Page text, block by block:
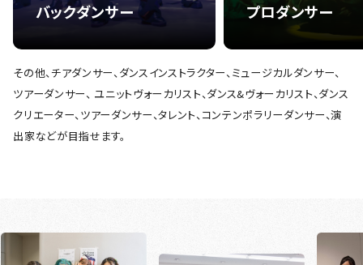
バックダンサー プロダンサー
その他、チアダンサー、ダンスインストラクター、ミュージカルダンサー、
ツアーダンサー、 ユニットヴォーカリスト、ダンス&ヴォーカリスト、ダンス
クリエーター、ツアーダンサー、タレント、コンテンポラリーダンサー、演
出家などが目指せます。
GALLERY